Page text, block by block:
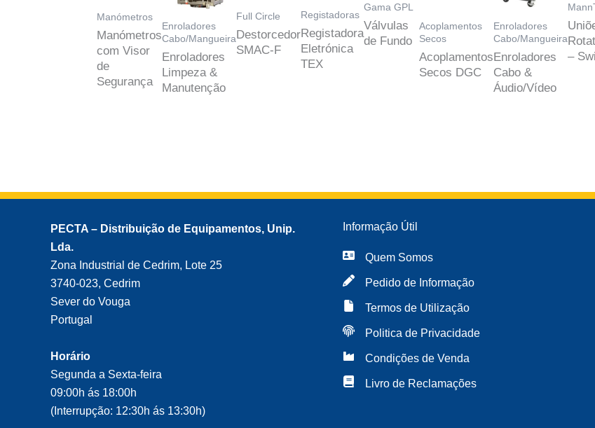
Manómetros
Manómetros
com Visor
de
Segurança
Enroladores
Cabo/Mangueira
Enroladores
Limpeza &
Manutenção
Full Circle
Destorcedor
SMAC-F
Registadoras
Registadora
Eletrónica
TEX
Gama GPL
Válvulas
de Fundo
Acoplamentos
Secos
Acoplamentos
Secos DGC
Enroladores
Cabo/Mangueira
Enroladores
Cabo &
Áudio/Vídeo
–
PECTA – Distribuição de Equipamentos, Unip.
Lda.
Zona Industrial de Cedrim, Lote 25
3740-023, Cedrim
Sever do Vouga
Portugal
Horário
Segunda a Sexta-feira
09:00h ás 18:00h
(Interrupção: 12:30h ás 13:30h)
Informação Útil
Quem Somos
Pedido de Informação
Termos de Utilização
Politica de Privacidade
Condições de Venda
Livro de Reclamações